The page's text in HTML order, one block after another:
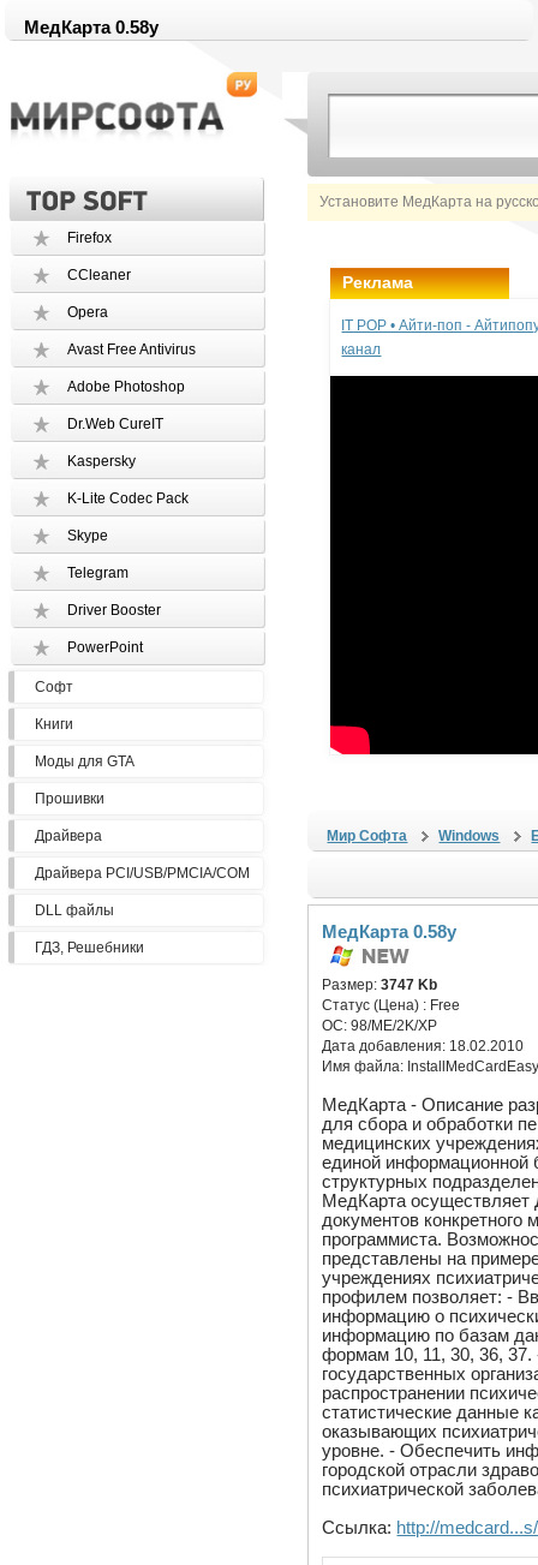
МедКарта 0.58y
Установите МедКарта на
Firefox
CCleaner
Opera
Avast Free Antivirus
Adobe Photoshop
Dr.Web CureIT
Kaspersky
K-Lite Codec Pack
Skype
Telegram
Driver Booster
PowerPoint
Софт
Книги
Моды для GTA
Прошивки
Драйвера
Драйвера PCI/USB/PMCIA/COM
DLL файлы
ГДЗ, Решебники
Реклама
IT POP • Айти-поп -
канал
Мир Софта Windows
МедКарта 0.58y
Размер:3747 Kb
Статус (Цена) : Free
ОС:98/ME/2K/XP
Дата добавления: 18.02.2010
Имя файла:
МедКарта - Описание
для сбора и обработки
медицинских
единой информационной
структурных
МедКарта
документов конкретного
программиста.
представлены на
учреждениях
профилем позволяет: -
информацию о
информацию по базам
формам 10, 11, 30, 36,
государственных
распространении
статистические данные
оказывающих
уровне. - Обеспечить
городской отрасли
психиатрической
Ссылка: http://